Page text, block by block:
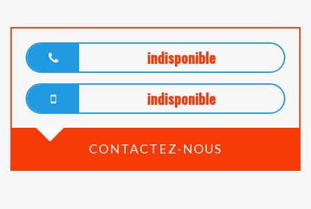
indisponible
indisponible
CONTACTEZ-NOUS